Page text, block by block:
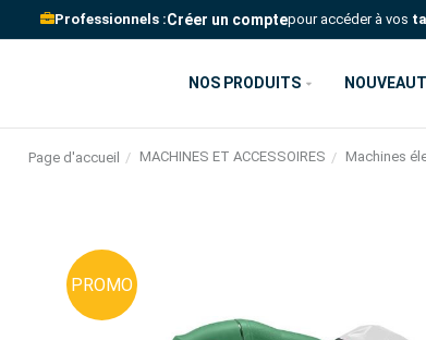
Professionnels :Créer un comptepour accéder à vos
NOS PRODUITS
Page d'accueil MACHINES ET ACCESSOIRES Machines
PROMO